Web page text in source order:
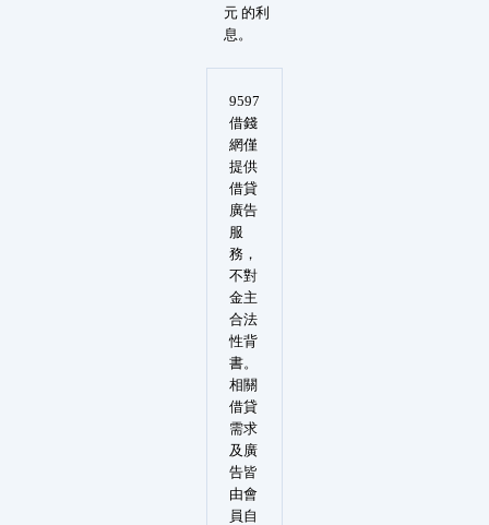
元 的利
息。
9597
借錢
網僅
提供
借貸
廣告
服
務，
不對
金主
合法
性背
書。
相關
借貸
需求
及廣
告皆
由會
員自